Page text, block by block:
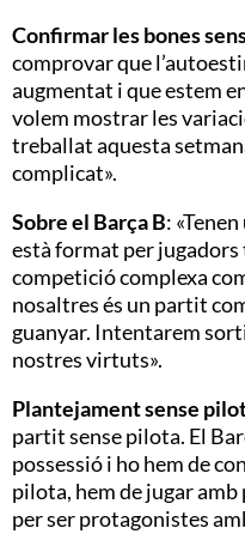
Confirmar les bones
comprovar que
augmentat i que estem
volem mostrar les
treballat aquesta
complicat».
Sobre el Barça B:
està format per jugadors
competició complexa
nosaltres és un partit
guanyar. Intentarem
nostres virtuts».
Plantejament sense
partit sense pilota. El
possessió i ho hem de
pilota, hem de jugar
per ser protagonistes